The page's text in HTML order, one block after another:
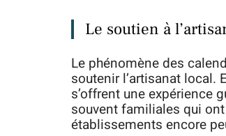
Le soutien à
Le phénomène des
soutenir l’artisanat
s’offrent une expérience
souvent familiales qui
établissements encore